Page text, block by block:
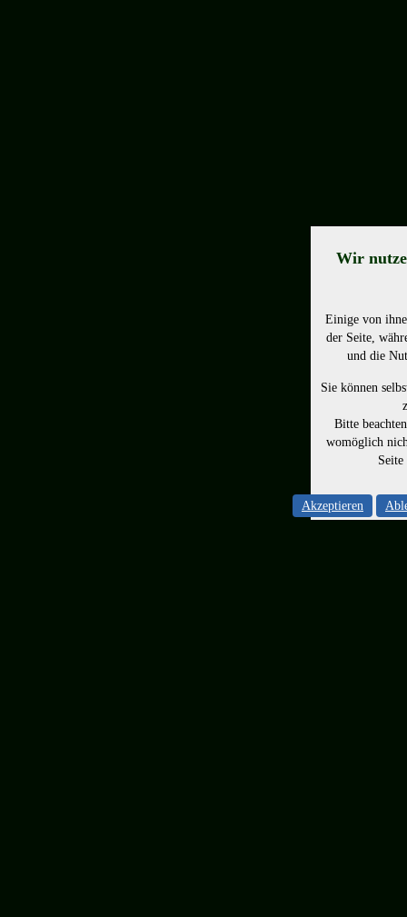
Wir
Einige von
der Seite,
und die
Sie können
Bitte
womöglich
Akzeptieren